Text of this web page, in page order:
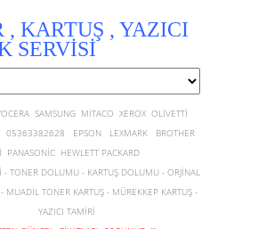
, KARTUŞ , YAZICI
SERVİSİ
SAMSUNG MİTACO XEROX OLİVETTİ
05363382628 EPSON LEXMARK BROTHER
PANASONİC HEWLETT PACKARD
- TONER DOLUMU - KARTUŞ DOLUMU - ORJİNAL
MUADİL TONER KARTUŞ - MÜREKKEP KARTUŞ -
YAZICI TAMİRİ